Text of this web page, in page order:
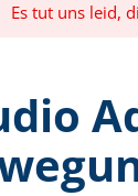
Es tut uns leid,